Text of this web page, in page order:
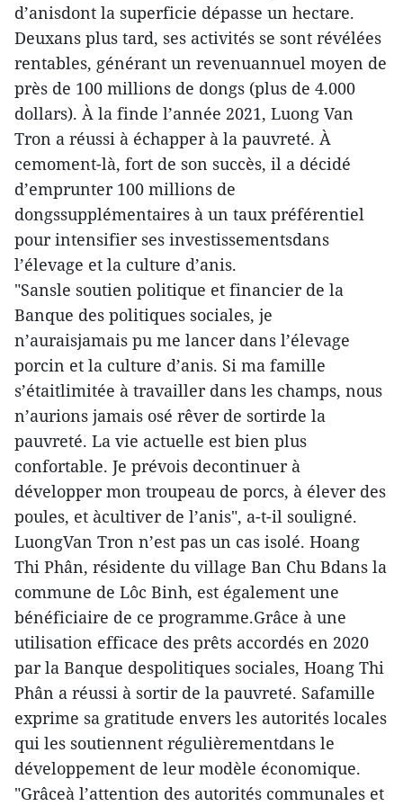
d’anisdont la superficie dépasse un hectare.
Deuxans plus tard, ses activités se sont révélées
rentables, générant un revenuannuel moyen de
près de 100 millions de dongs (plus de 4.000
dollars). À la finde l’année 2021, Luong Van
Tron a réussi à échapper à la pauvreté. À
cemoment-là, fort de son succès, il a décidé
d’emprunter 100 millions de
dongssupplémentaires à un taux préférentiel
pour intensifier ses investissementsdans
l’élevage et la culture d’anis.
"Sansle soutien politique et financier de la
Banque des politiques sociales, je
n’auraisjamais pu me lancer dans l’élevage
porcin et la culture d’anis. Si ma famille
s’étaitlimitée à travailler dans les champs, nous
n’aurions jamais osé rêver de sortirde la
pauvreté. La vie actuelle est bien plus
confortable. Je prévois decontinuer à
développer mon troupeau de porcs, à élever des
poules, et àcultiver de l’anis", a-t-il souligné.
LuongVan Tron n’est pas un cas isolé. Hoang
Thi Phân, résidente du village Ban Chu Bdans la
commune de Lôc Binh, est également une
bénéficiaire de ce programme.Grâce à une
utilisation efficace des prêts accordés en 2020
par la Banque despolitiques sociales, Hoang Thi
Phân a réussi à sortir de la pauvreté. Safamille
exprime sa gratitude envers les autorités locales
qui les soutiennent régulièrementdans le
développement de leur modèle économique.
"Grâceà l’attention des autorités communales et